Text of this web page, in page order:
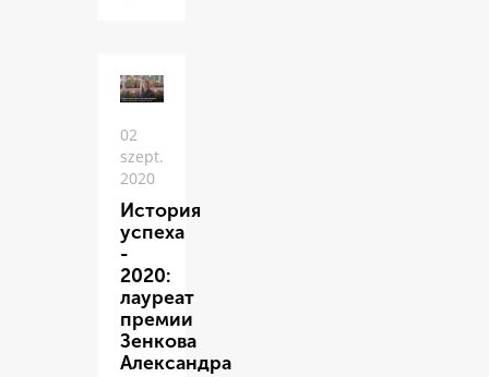
02
szept.
2020
История
успеха
-
2020:
лауреат
премии
Зенкова
Александра